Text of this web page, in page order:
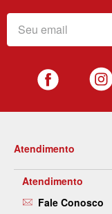
Atendimento
Atendimento
Fale Conosco